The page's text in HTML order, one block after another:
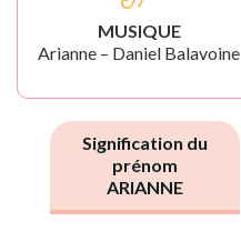
MUSIQUE
Arianne – Daniel Balavoine
Signification du
prénom
ARIANNE